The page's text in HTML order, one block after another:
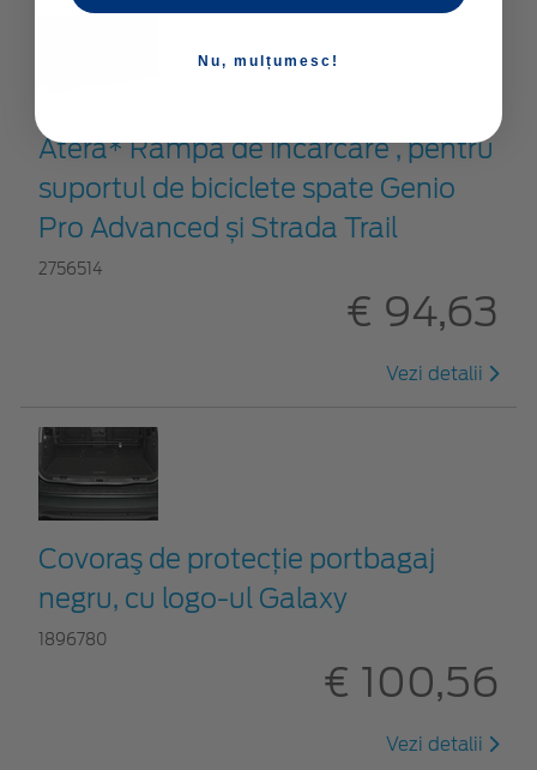
Atera* Rampă de încărcare , pentru
suportul de biciclete spate Genio
Pro Advanced și Strada Trail
2756514
€ 94,63
Vezi detalii
Covoraş de protecţie portbagaj
negru, cu logo-ul Galaxy
1896780
€ 100,56
Vezi detalii
Nu, mulțumesc!